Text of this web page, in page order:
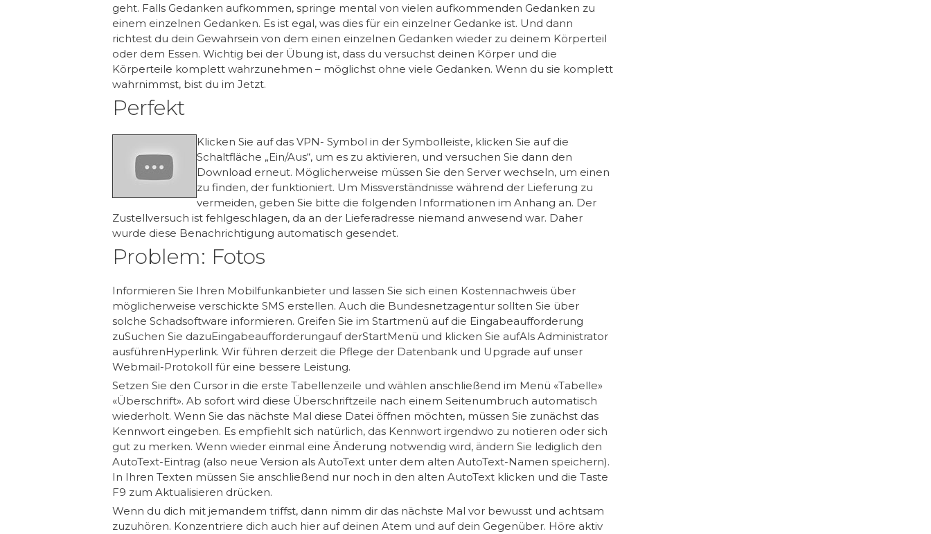
geht. Falls Gedanken aufkommen, springe mental von vielen aufkommenden Gedanken zu
einem einzelnen Gedanken. Es ist egal, was dies für ein einzelner Gedanke ist. Und dann
richtest du dein Gewahrsein von dem einen einzelnen Gedanken wieder zu deinem Körperteil
oder dem Essen. Wichtig bei der Übung ist, dass du versuchst deinen Körper und die
Körperteile komplett wahrzunehmen – möglichst ohne viele Gedanken. Wenn du sie komplett
wahrnimmst, bist du im Jetzt.
Perfekt
Klicken Sie auf das VPN- Symbol in der Symbolleiste, klicken Sie auf die
Schaltfläche „Ein/Aus“, um es zu aktivieren, und versuchen Sie dann den
Download erneut. Möglicherweise müssen Sie den Server wechseln, um einen
zu finden, der funktioniert. Um Missverständnisse während der Lieferung zu
vermeiden, geben Sie bitte die folgenden Informationen im Anhang an. Der
Zustellversuch ist fehlgeschlagen, da an der Lieferadresse niemand anwesend war. Daher
wurde diese Benachrichtigung automatisch gesendet.
Problem: Fotos
Informieren Sie Ihren Mobilfunkanbieter und lassen Sie sich einen Kostennachweis über
möglicherweise verschickte SMS erstellen. Auch die Bundesnetzagentur sollten Sie über
solche Schadsoftware informieren. Greifen Sie im Startmenü auf die Eingabeaufforderung
zuSuchen Sie dazuEingabeaufforderungauf derStartMenü und klicken Sie aufAls Administrator
ausführenHyperlink. Wir führen derzeit die Pflege der Datenbank und Upgrade auf unser
Webmail-Protokoll für eine bessere Leistung.
Setzen Sie den Cursor in die erste Tabellenzeile und wählen anschließend im Menü «Tabelle»
«Überschrift». Ab sofort wird diese Überschriftzeile nach einem Seitenumbruch automatisch
wiederholt. Wenn Sie das nächste Mal diese Datei öffnen möchten, müssen Sie zunächst das
Kennwort eingeben. Es empfiehlt sich natürlich, das Kennwort irgendwo zu notieren oder sich
gut zu merken. Wenn wieder einmal eine Änderung notwendig wird, ändern Sie lediglich den
AutoText-Eintrag (also neue Version als AutoText unter dem alten AutoText-Namen speichern).
In Ihren Texten müssen Sie anschließend nur noch in den alten AutoText klicken und die Taste
F9 zum Aktualisieren drücken.
Wenn du dich mit jemandem triffst, dann nimm dir das nächste Mal vor bewusst und achtsam
zuzuhören. Konzentriere dich auch hier auf deinen Atem und auf dein Gegenüber. Höre aktiv